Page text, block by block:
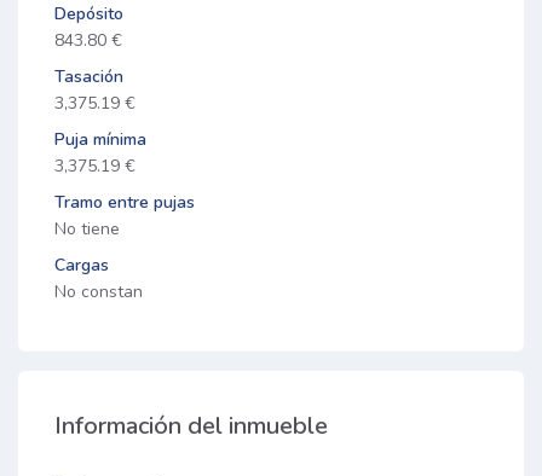
Depósito
843.80 €
Tasación
3,375.19 €
Puja mínima
3,375.19 €
Tramo entre pujas
No tiene
Cargas
No constan
Información del inmueble